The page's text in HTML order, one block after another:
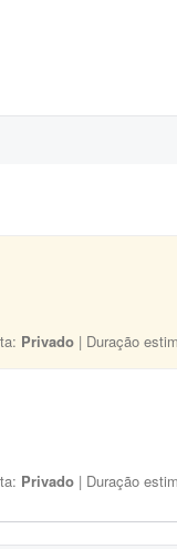
Privado | Duração
Privado | Duração